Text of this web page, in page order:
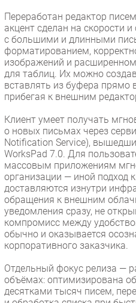
Переработан редактор
акцент сделан на скорости
с большими и длинными
форматированием,
изображений и
для таблиц. Их можно
вставлять из буфера прямо
прибегая к внешним
Клиент умеет получать
о новых письмах через
Notification Service),
WorksPad 7.0. Для
массовым приложениям
организации — иной подход
доставляются изнутри
обращения к внешним
уведомления сразу, не
компромисс между
обычно и оказывается
корпоративного заказчика.
Отдельный фокус релиза —
объёмах: оптимизирована
десятками тысяч писем,